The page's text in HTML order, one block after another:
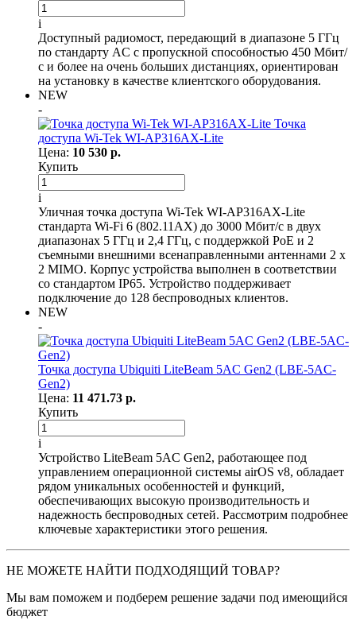
i
Доступный радиомост, передающий в диапазоне 5 ГГц
по стандарту AC с пропускной способностью 450 Мбит/
с и более на очень больших дистанциях, ориентирован
на установку в качестве клиентского оборудования.
NEW
-
Точка
доступа Wi-Tek WI-AP316AX-Lite
Цена: 10 530 р.
Купить
i
Уличная точка доступа Wi-Tek WI-AP316AX-Lite
стандарта Wi-Fi 6 (802.11AX) до 3000 Мбит/с в двух
диапазонах 5 ГГц и 2,4 ГГц, с поддержкой PoE и 2
съемными внешними всенаправленными антеннами 2 x
2 MIMO. Корпус устройства выполнен в соответствии
со стандартом IP65. Устройство поддерживает
подключение до 128 беспроводных клиентов.
NEW
-
Точка доступа Ubiquiti LiteBeam 5AC Gen2 (LBE-5AC-
Gen2)
Цена: 11 471.73 р.
Купить
i
Устройство LiteBeam 5AC Gen2, работающее под
управлением операционной системы airOS v8, обладает
рядом уникальных особенностей и функций,
обеспечивающих высокую производительность и
надежность беспроводных сетей. Рассмотрим подробнее
ключевые характеристики этого решения.
НЕ МОЖЕТЕ НАЙТИ ПОДХОДЯЩИЙ ТОВАР?
Мы вам поможем и подберем решение задачи под имеющийся
бюджет